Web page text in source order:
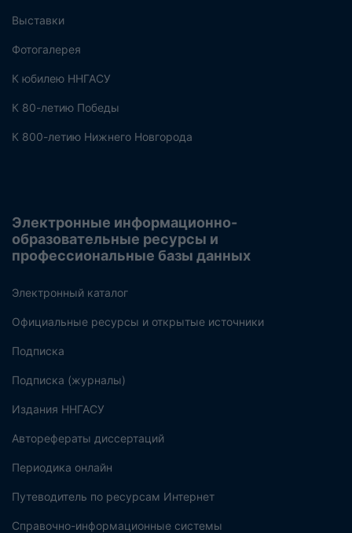
Выставки
Фотогалерея
К юбилею ННГАСУ
К 80-летию Победы
К 800-летию Нижнего Новгорода
Электронные информационно-
образовательные ресурсы и
профессиональные базы данных
Электронный каталог
Официальные ресурсы и открытые источники
Подписка
Подписка (журналы)
Издания ННГАСУ
Авторефераты диссертаций
Периодика онлайн
Путеводитель по ресурсам Интернет
Справочно-информационные системы